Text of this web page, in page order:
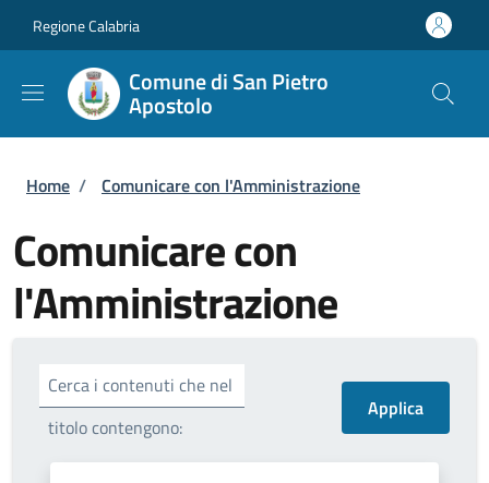
Regione Calabria
Comune di San Pietro
Apostolo
Briciole di pane
Home / Comunicare con l'Amministrazione
Comunicare con
l'Amministrazione
Cerca i contenuti che nel
titolo contengono: